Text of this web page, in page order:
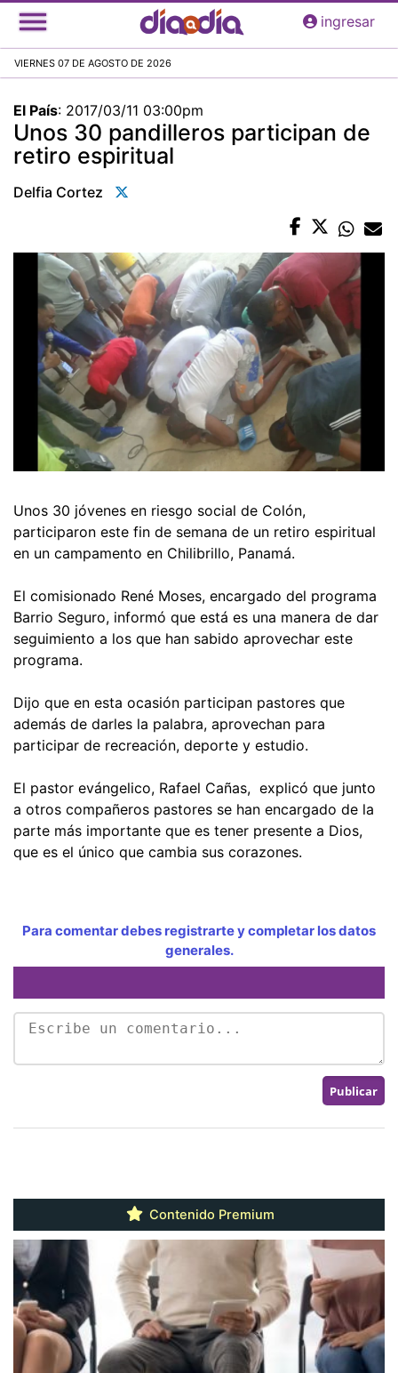
Pasar
al
principal
ingresar
VIERNES 07 DE AGOSTO DE 2026
El País: 2017/03/11 03:00pm
Unos 30 pandilleros participan de
retiro espiritual
Delfia Cortez
Unos 30 jóvenes en riesgo social de Colón,
participaron este fin de semana de un retiro espiritual
en un campamento en Chilibrillo, Panamá.
El comisionado René Moses, encargado del programa
Barrio Seguro, informó que está es una manera de dar
seguimiento a los que han sabido aprovechar este
programa.
Dijo que en esta ocasión participan pastores que
además de darles la palabra, aprovechan para
participar de recreación, deporte y estudio.
El pastor evángelico, Rafael Cañas, explicó que junto
a otros compañeros pastores se han encargado de la
parte más importante que es tener presente a Dios,
que es el único que cambia sus corazones.
Para comentar debes registrarte y completar los datos
generales.
Contenido Premium